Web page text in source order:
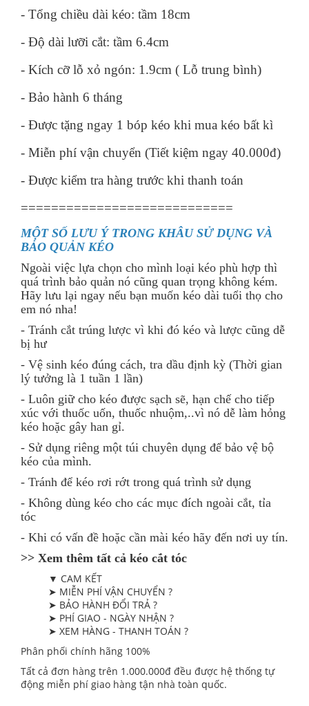
- Tổng chiều dài kéo: tầm 18cm
- Độ dài lưỡi cắt: tầm 6.4cm
- Kích cỡ lỗ xỏ ngón: 1.9cm ( Lỗ trung bình)
- Bảo hành 6 tháng
- Được tặng ngay 1 bóp kéo khi mua kéo bất kì
- Miễn phí vận chuyển (Tiết kiệm ngay 40.000đ)
- Được kiểm tra hàng trước khi thanh toán
============================
MỘT SỐ LƯU Ý TRONG KHÂU SỬ DỤNG VÀ
BẢO QUẢN KÉO
Ngoài việc lựa chọn cho mình loại kéo phù hợp thì
quá trình bảo quản nó cũng quan trọng không kém.
Hãy lưu lại ngay nếu bạn muốn kéo dài tuổi thọ cho
em nó nha!
- Tránh cắt trúng lược vì khi đó kéo và lược cũng dễ
bị hư
- Vệ sinh kéo đúng cách, tra dầu định kỳ (Thời gian
lý tưởng là 1 tuần 1 lần)
- Luôn giữ cho kéo được sạch sẽ, hạn chế cho tiếp
xúc với thuốc uốn, thuốc nhuộm,..vì nó dễ làm hỏng
kéo hoặc gây han gỉ.
- Sử dụng riêng một túi chuyên dụng để bảo vệ bộ
kéo của mình.
- Tránh để kéo rơi rớt trong quá trình sử dụng
- Không dùng kéo cho các mục đích ngoài cắt, tỉa
tóc
- Khi có vấn đề hoặc cần mài kéo hãy đến nơi uy tín.
>> Xem thêm tất cả kéo cắt tóc
▼ CAM KẾT
➤ MIỄN PHÍ VẬN CHUYỂN ?
➤ BẢO HÀNH ĐỔI TRẢ ?
➤ PHÍ GIAO - NGÀY NHẬN ?
➤ XEM HÀNG - THANH TOÁN ?
Phân phối chính hãng 100%
Tất cả đơn hàng trên 1.000.000đ đều được hệ thống tự
động miễn phí giao hàng tận nhà toàn quốc.